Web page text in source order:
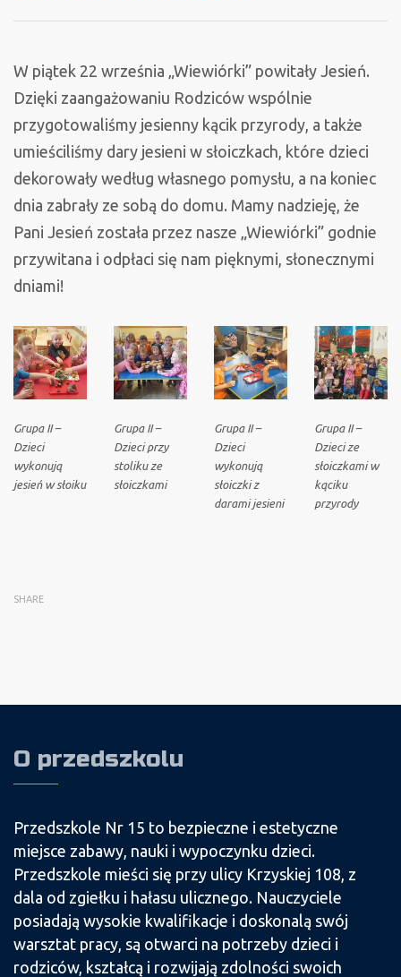
W piątek 22 września „Wiewiórki” powitały Jesień.
Dzięki zaangażowaniu Rodziców wspólnie
przygotowaliśmy jesienny kącik przyrody, a także
umieściliśmy dary jesieni w słoiczkach, które dzieci
dekorowały według własnego pomysłu, a na koniec
dnia zabrały ze sobą do domu. Mamy nadzieję, że
Pani Jesień została przez nasze „Wiewiórki” godnie
przywitana i odpłaci się nam pięknymi, słonecznymi
dniami!
Grupa II –
Dzieci
wykonują
jesień w słoiku
Grupa II –
Dzieci przy
stoliku ze
słoiczkami
Grupa II –
Dzieci
wykonują
słoiczki z
darami jesieni
Grupa II –
Dzieci ze
słoiczkami w
kąciku
przyrody
SHARE
O przedszkolu
Przedszkole Nr 15 to bezpieczne i estetyczne
miejsce zabawy, nauki i wypoczynku dzieci.
Przedszkole mieści się przy ulicy Krzyskiej 108, z
dala od zgiełku i hałasu ulicznego. Nauczyciele
posiadają wysokie kwalifikacje i doskonalą swój
warsztat pracy, są otwarci na potrzeby dzieci i
rodziców, kształcą i rozwijają zdolności swoich